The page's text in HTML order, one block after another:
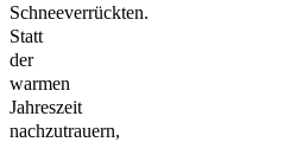
Schneeverrückten.
Statt
der
warmen
Jahreszeit
nachzutrauern,